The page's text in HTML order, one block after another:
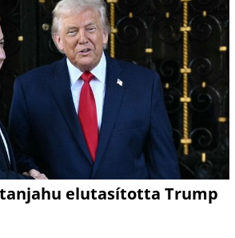
elutasította Trump